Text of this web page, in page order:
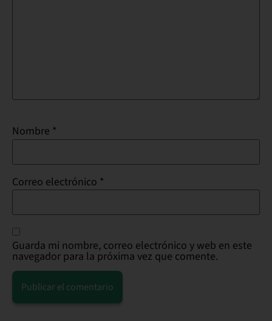
Nombre *
Correo electrónico *
Guarda mi nombre, correo electrónico y web en este
navegador para la próxima vez que comente.